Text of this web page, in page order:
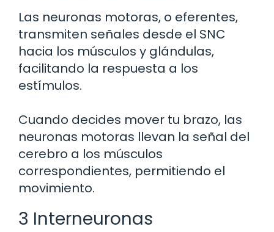
Las neuronas motoras, o eferentes,
transmiten señales desde el SNC
hacia los músculos y glándulas,
facilitando la respuesta a los
estímulos.
Cuando decides mover tu brazo, las
neuronas motoras llevan la señal del
cerebro a los músculos
correspondientes, permitiendo el
movimiento.
3 Interneuronas